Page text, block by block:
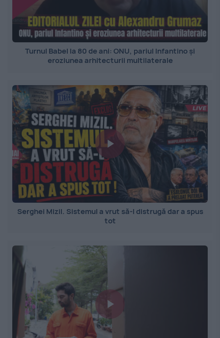
Turnul Babel la 80 de ani: ONU, pariul Infantino și
eroziunea arhitecturii multilaterale
Serghei Mizil. Sistemul a vrut să-l distrugă dar a spus
tot